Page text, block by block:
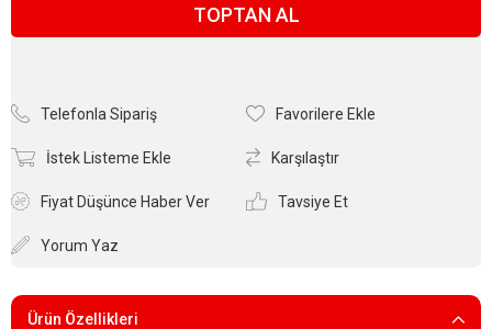
TOPTAN AL
Telefonla Sipariş Favorilere Ekle
İstek Listeme Ekle Karşılaştır
Fiyat Düşünce Haber Ver Tavsiye Et
Yorum Yaz
Ürün Özellikleri